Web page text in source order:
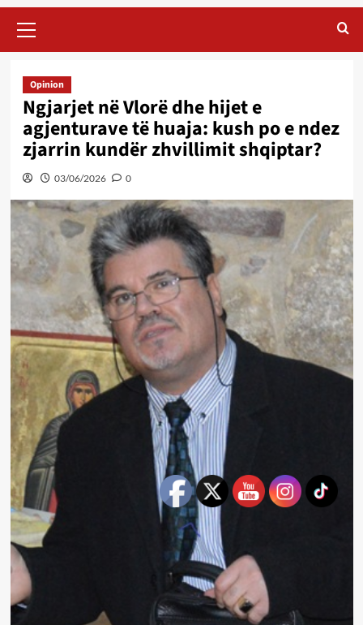
Menu
Opinion
Ngjarjet në Vlorë dhe hijet e
agjenturave të huaja: kush po e ndez
zjarrin kundër zhvillimit shqiptar?
03/06/2026 0